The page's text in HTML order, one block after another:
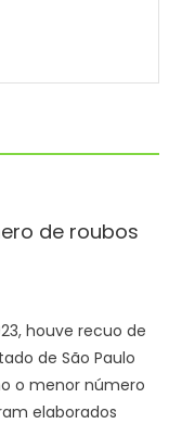
de roubos
houve recuo de
de São Paulo
o menor número
elaborados